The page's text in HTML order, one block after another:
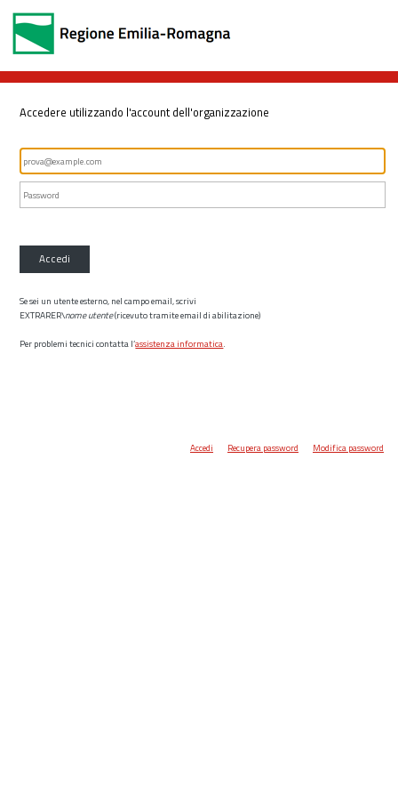
Accedere utilizzando l'account dell'organizzazione
Accedi
Se sei un utente esterno, nel campo email, scrivi
EXTRARER\nome utente(ricevuto tramite email di abilitazione)
Per problemi tecnici contatta l’assistenza informatica.
Accedi Recupera password Modifica password